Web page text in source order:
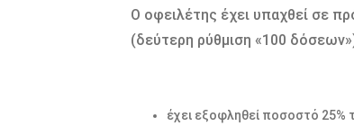
Ο οφειλέτης έχει υπαχθεί σε
(δεύτερη ρύθμιση «100
έχει εξοφληθεί ποσοστό 25%